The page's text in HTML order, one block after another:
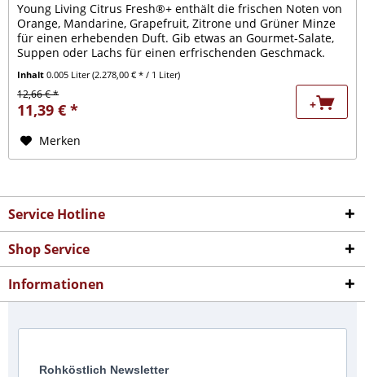
Young Living Citrus Fresh®+ enthält die frischen Noten von
Orange, Mandarine, Grapefruit, Zitrone und Grüner Minze
für einen erhebenden Duft. Gib etwas an Gourmet-Salate,
Suppen oder Lachs für einen erfrischenden Geschmack.
Inhalt0.005 Liter(2.278,00 € * / 1 Liter)
12,66 € *
11,39 € * +
Merken
Service Hotline
Shop Service
Informationen
Rohköstlich Newsletter